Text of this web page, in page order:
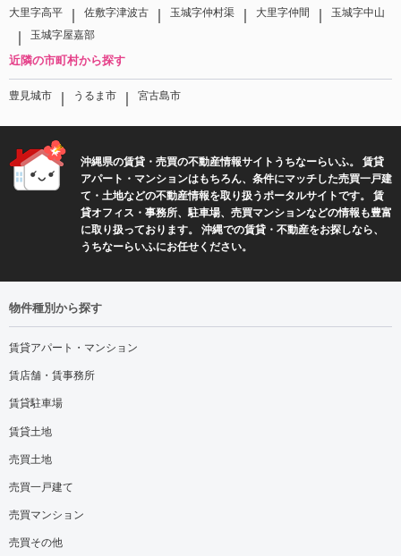
大里字高平 ｜ 佐敷字津波古 ｜ 玉城字仲村渠 ｜ 大里字仲間 ｜ 玉城字中山
｜ 玉城字屋嘉部
近隣の市町村から探す
豊見城市 ｜ うるま市 ｜ 宮古島市
沖縄県の賃貸・売買の不動産情報サイトうちなーらいふ。 賃貸
アパート・マンションはもちろん、条件にマッチした売買一戸建
て・土地などの不動産情報を取り扱うポータルサイトです。 賃
貸オフィス・事務所、駐車場、売買マンションなどの情報も豊富
に取り扱っております。 沖縄での賃貸・不動産をお探しなら、
うちなーらいふにお任せください。
物件種別から探す
賃貸アパート・マンション
賃店舗・賃事務所
賃貸駐車場
賃貸土地
売買土地
売買一戸建て
売買マンション
売買その他